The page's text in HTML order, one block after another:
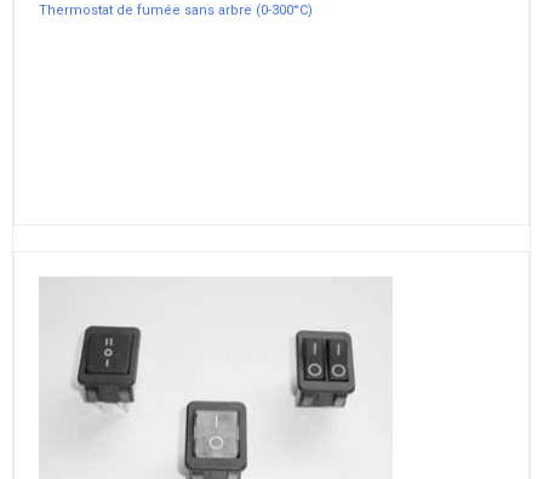
Thermostat de fumée sans arbre (0-300°C)